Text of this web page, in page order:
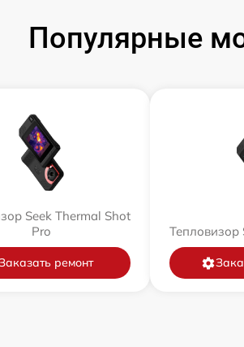
Популярные
Seek Thermal Shot
Pro
ремонт
Тепловизор